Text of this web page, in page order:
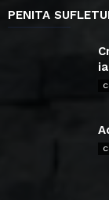
PENITA